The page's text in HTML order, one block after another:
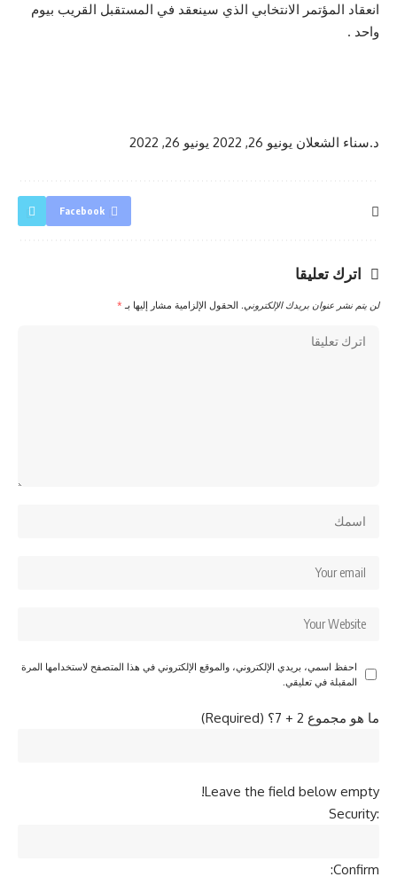
انعقاد المؤتمر الانتخابي الذي سينعقد في المستقبل القريب بيوم
واحد .
د.سناء الشعلان يونيو 26, 2022 يونيو 26, 2022
Facebook
اترك تعليقا
لن يتم نشر عنوان بريدك الإلكتروني. الحقول الإلزامية مشار إليها بـ *
احفظ اسمي، بريدي الإلكتروني، والموقع الإلكتروني في هذا المتصفح لاستخدامها المرة
المقبلة في تعليقي.
ما هو مجموع 2 + 7؟ (Required)
Leave the field below empty!
Security:
Confirm: